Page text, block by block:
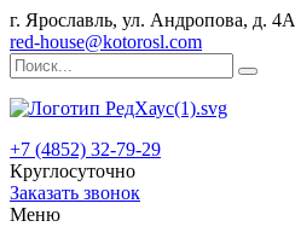
г. Ярославль, ул. Андропова, д. 4А
red-house@kotorosl.com
+7 (4852) 32-79-29
Круглосуточно
Заказать звонок
Меню